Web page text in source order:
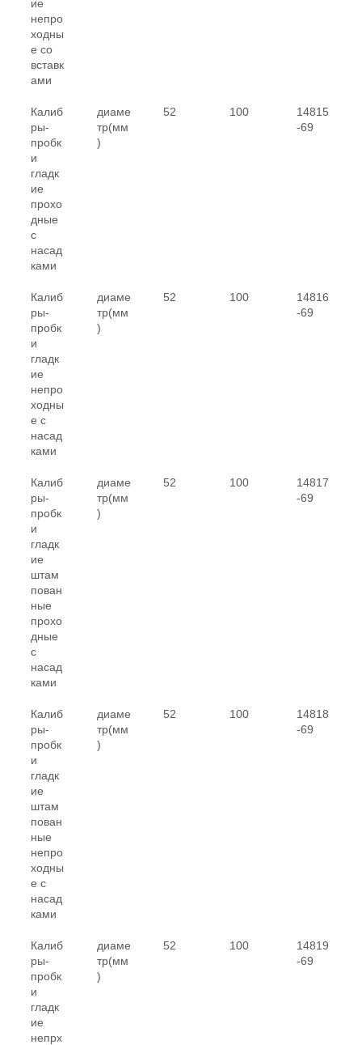
ие
непро
ходны
е со
вставк
ами
Калиб
ры-
пробк
и
гладк
ие
прохо
дные
с
насад
ками
диаме
тр(мм
)
52 100
14815
-69
Калиб
ры-
пробк
и
гладк
ие
непро
ходны
е с
насад
ками
диаме
тр(мм
)
52 100
14816
-69
Калиб
ры-
пробк
и
гладк
ие
штам
пован
ные
прохо
дные
с
насад
ками
диаме
тр(мм
)
52 100
14817
-69
Калиб
ры-
пробк
и
гладк
ие
штам
пован
ные
непро
ходны
е с
насад
ками
диаме
тр(мм
)
52 100
14818
-69
Калиб
ры-
пробк
и
гладк
ие
непрх
диаме
тр(мм
)
52 100
14819
-69